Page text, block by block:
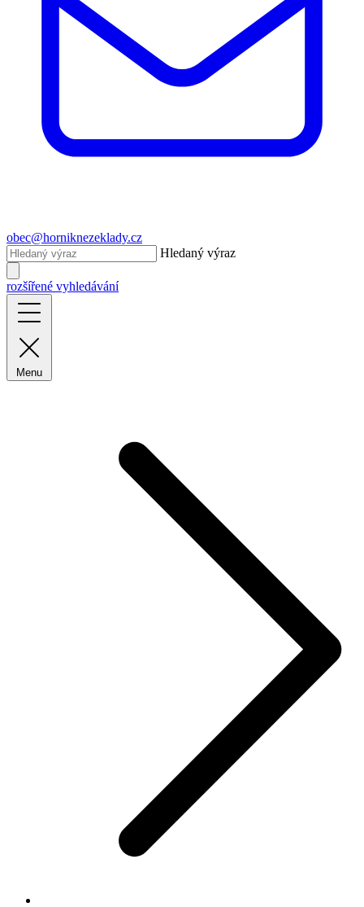
obec@horniknezeklady.cz
Hledaný výraz
rozšířené vyhledávání
Menu